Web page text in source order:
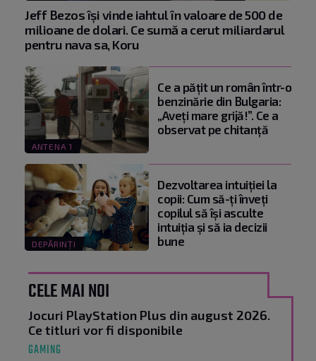
Jeff Bezos își vinde iahtul în valoare de 500 de
milioane de dolari. Ce sumă a cerut miliardarul
pentru nava sa, Koru
ANTENA 1
Ce a pățit un român într-o
benzinărie din Bulgaria:
„Aveți mare grijă!”. Ce a
observat pe chitanță
DEPĂRINȚI
Dezvoltarea intuiției la
copii: Cum să-ți înveți
copilul să își asculte
intuiția și să ia decizii
bune
CELE MAI NOI
Jocuri PlayStation Plus din august 2026.
Ce titluri vor fi disponibile
GAMING